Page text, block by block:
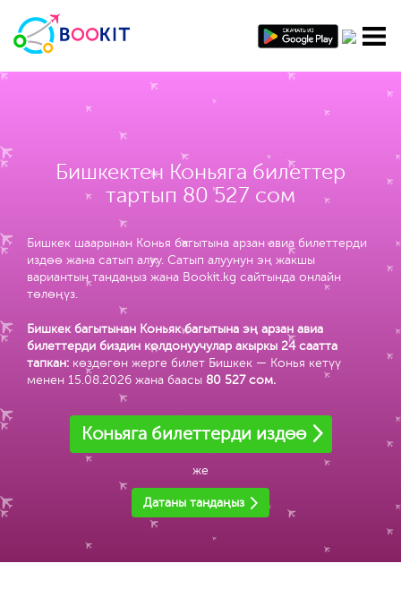
Бишкектен Коньяга билеттер
тартып 80 527 сом
Бишкек шаарынан Конья багытына арзан авиа билеттерди
издөө жана сатып алуу. Сатып алуунун эң жакшы
вариантын тандаңыз жана Bookit.kg сайтында онлайн
төлөңүз.
Бишкек багытынан Коньяк багытына эң арзан авиа
билеттерди биздин колдонуучулар акыркы 24 саатта
тапкан: көздөгөн жерге билет Бишкек — Конья кетүү
менен 15.08.2026 жана баасы 80 527 сом.
Коньяга билеттерди издөө
же
Датаны тандаңыз